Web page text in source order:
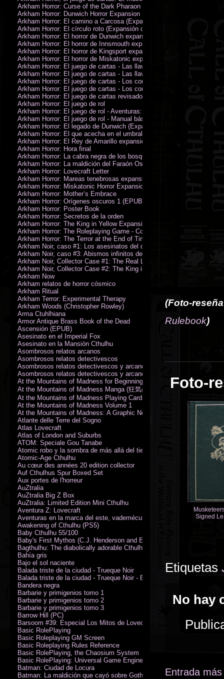
(Foto-
Rulebook)
Foto-
Signed
Etiquetas
No hay
Entrada
Arkham Horror: Curse of the Dark Pharaon Expansion
Arkham Horror: Dunwich Horror Expansion
Arkham Horror: El camino a Carcosa (Expansión de investigadores)
Arkham Horror: El círculo roto (Expansión de investigadores)
Arkham Horror: El horror de Dunwich expansión
Arkham Horror: El horror de Innsmouth expansión
Arkham Horror: El horror de Kingsport expansión
Arkham Horror: El horror de Miskatonic expansión
Arkham Horror: El juego de cartas - Las llaves escarlata - Campaña
Arkham Horror: El juego de cartas - Las llaves escarlata -
Arkham Horror: El juego de cartas - Los confines de la tierra -
Arkham Horror: El juego de cartas - Los confines de la tierra -
Arkham Horror: El juego de cartas revisado
Arkham Horror: El juego de rol
Arkham Horror: El juego de rol - Aventuras: Misterios de Arkham
Arkham Horror: El juego de rol - Manual básico
Arkham Horror: El legado de Dunwich (Expansión de investigadores)
Arkham Horror: El que acecha en el umbral expansión
Arkham Horror: El Rey de Amarillo expansión
Arkham Horror: Hora final
Arkham Horror: La cabra negra de los bosques expansión
Arkham Horror: La maldición del Faraón Oscuro expansión (revisada)
Arkham Horror: Lovecraft Letter
Arkham Horror: Mareas tenebrosas expansión
Arkham Horror: Miskatonic Horror Expansion
Arkham Horror: Mother’s Embrace
Arkham Horror: Orígenes oscuros 1 (EPUB)
Arkham Horror: Poster Book
Arkham Horror: Secretos de la orden
Arkham Horror: The King in Yellow Expansion
Arkham Horror: The Roleplaying Game - Core Rulebook (PDF)
Arkham Horror: The Terror at the End of Time
Arkham Noir, caso #1: Los asesinatos del culto de la bruja
Arkham Noir, caso #3: Abismos infinitos de oscuridad
Arkham Noir, Collector Case #1: The Real Leeds
Arkham Noir, Collector Case #2: The King in Yellow
Arkham Now
Arkham relatos de horror cósmico
Arkham Ritual
Arkham Terror: Experimental Therapy
Arkham Woods (Christopher Rowley)
Arma Ctuhlhiana
Armor Antique Brass Book of the Dead
Ascensión (EPUB)
Asesinato en el Imperial Fox
Asesinato en la Mansión Cthulhu
Asombrosos relatos arcanos
Asombrosos relatos detectivescos
Asombrosos relatos detectivescos y arcanos
Asombrosos relatos detectivescos y arcanos
At the Mountains of Madness for Beginning Readers
At the Mountains of Madness Manga (狂気の山脈)
At the Mountains of Madness Playing Cards
At the Mountains of Madness Volume 1
At the Mountains of Madness: A Graphic Novel
Atlante delle Terre del Sogno
Atlas Lovecraft
Atlas of London and Suburbs
ATOM: Speciale Gou Tanabe
Atomic robo y la sombra de más allá del tiempo
Atomic-Age Cthulhu
Au cœur des années 20 edition collector
Auf Cthulhus Spur Boxed Set
Aux portes de l'horreur
AuZtralia
AuZtralia Big Z Box
AuZtralia: Limited Edition Mini Cthulhu
Aventura Z: Lovecraft
Aventuras en la marca del este, vademécum de campaña
Awakening of Cthulhu (PS5)
Baby Cthulhu 55/100
Baby's First Mythos (C.J. Henderson and Erica Henderson)
Bagthulhu: The diabolically adorable Cthulhu plushie dicebag
Bahía gris
Bajo el sol naciente
Balada triste de la ciudad - Trueque Noir
Balada triste de la ciudad - Trueque Noir - Edición de coleccionista
Bandera negra
Barbarie y primigenios tomo 1
Barbarie y primigenios tomo 2
Barbarie y primigenios tomo 3
Barrow Hill (PC)
Barsoom #39: Especial Los Mitos de Lovecraft
Basic RolePlaying
Basic Roleplaying GM Screen
Basic Roleplaying Rules Reference
Basic RolePlaying, the Chaosium System
Basic RolePlaying: Universal Game Engine (PDF)
Batman: Ciudad de Locura
Batman: La maldición que cayó sobre Gotham